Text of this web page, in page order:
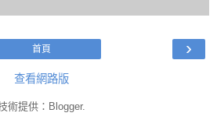
›
首頁
查看網路版
術提供： Blogger.